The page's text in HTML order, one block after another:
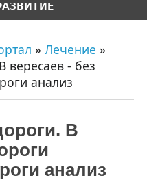
» Лечение »
вересаев - без
анализ
В
анализ